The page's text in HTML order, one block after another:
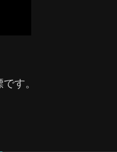
す。